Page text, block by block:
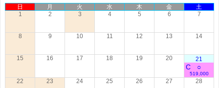
日 月 火 水 木 金
土
1
2 3 4 5 6 7
8 9 10 11 12 13 14
15 16 17 18 19 20 21
○
C
519,000
22 23 24 25 26 27 28